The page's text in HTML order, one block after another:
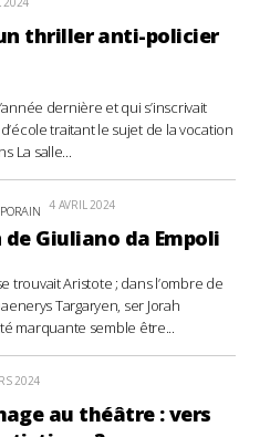
thriller anti-policier
dernière et qui s’inscrivait
traitant le sujet de la vocation
La salle...
4 AVRIL 2024
Giuliano da Empoli
trouvait Aristote ; dans l’ombre de
Targaryen, ser Jorah
marquante semble être...
2024
au théâtre : vers